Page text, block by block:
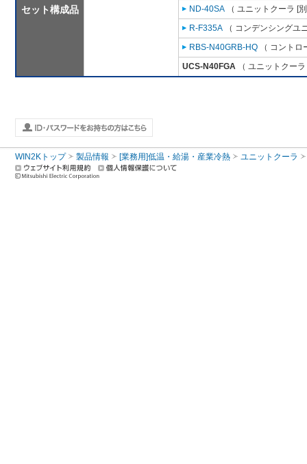
セット構成品
ND-40SA （ ユニットクーラ [
R-F335A （ コンデンシングユ
RBS-N40GRB-HQ （ コント
UCS-N40FGA （ ユニットクー
WIN2Kトップ 製品情報 [業務用]低温・給湯・産業冷熱 ユニットクーラ